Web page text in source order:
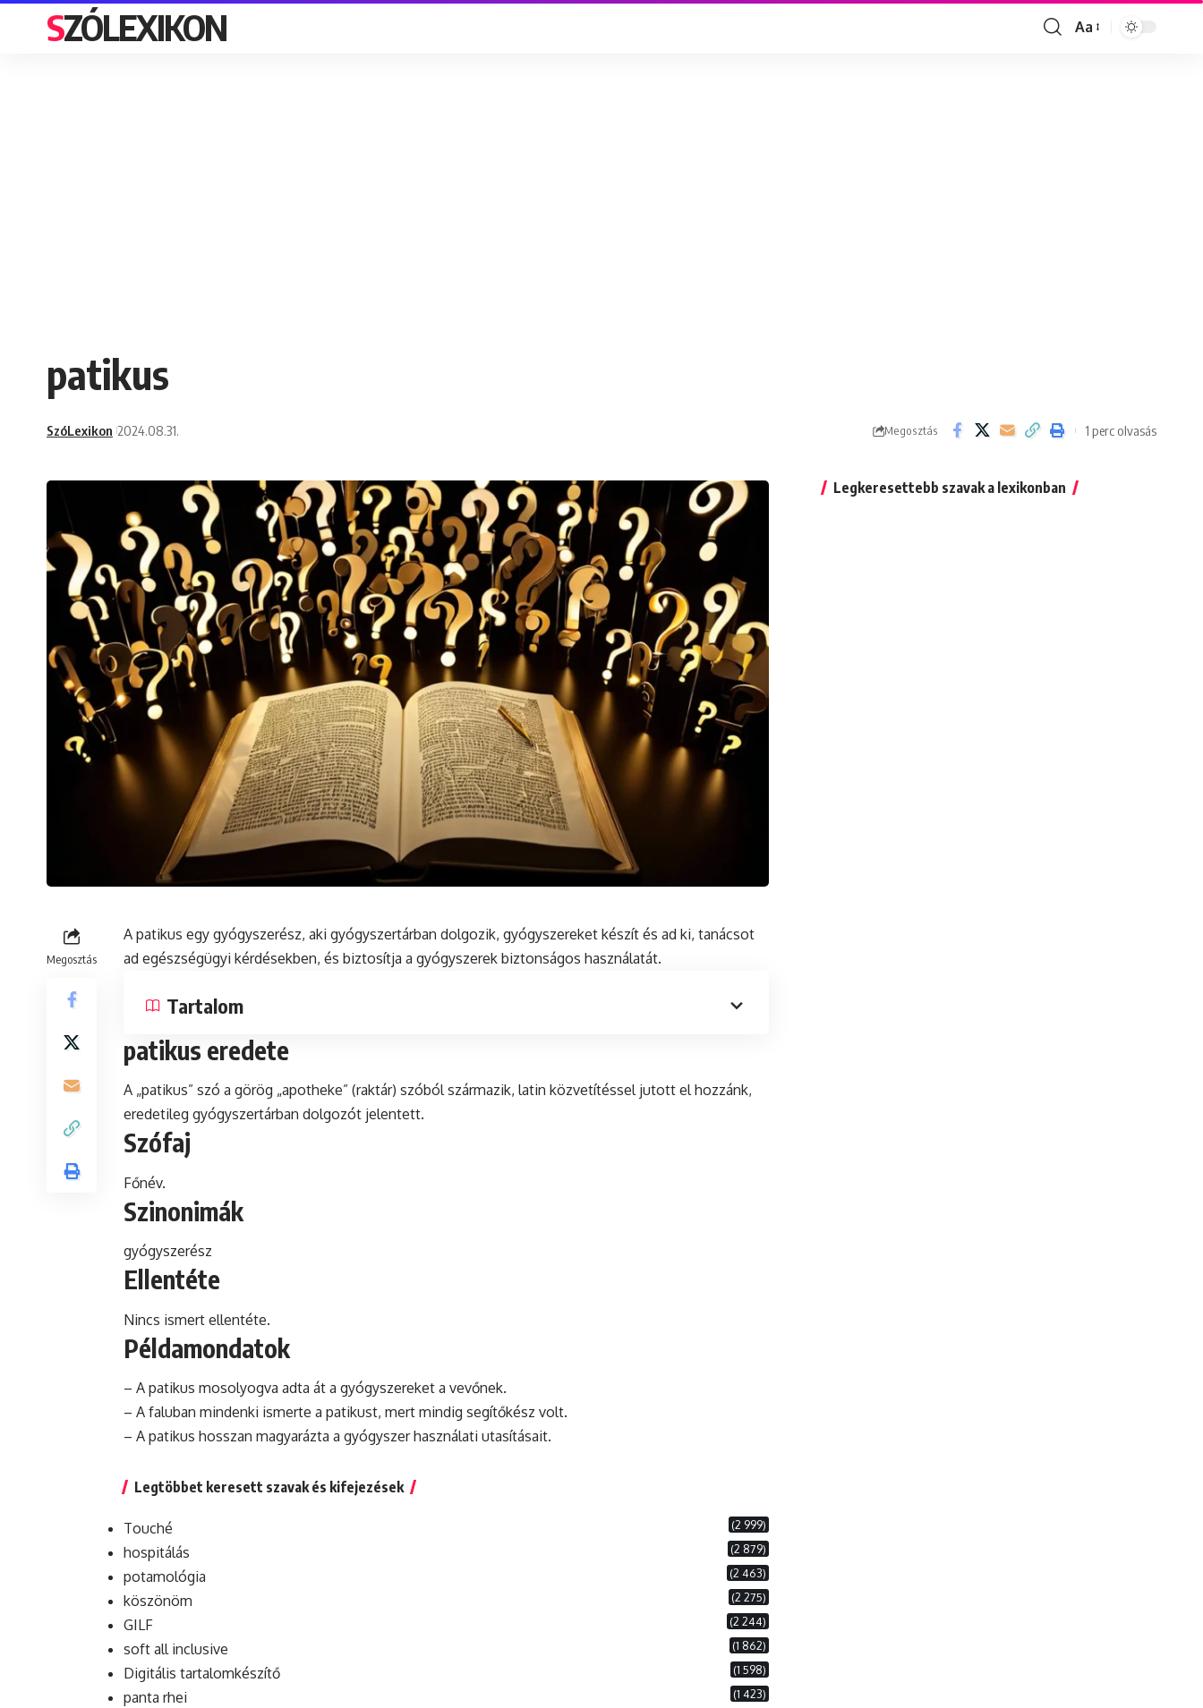
SZÓLEXIKON
Font
Aa
patikus
SzóLexikon 2024.08.31. Megosztás 1 perc olvasás
Megosztás
A patikus egy gyógyszerész, aki gyógyszertárban dolgozik, gyógyszereket készít és ad ki, tanácsot
ad egészségügyi kérdésekben, és biztosítja a gyógyszerek biztonságos használatát.
Tartalom
patikus eredete
A „patikus” szó a görög „apotheke” (raktár) szóból származik, latin közvetítéssel jutott el hozzánk,
eredetileg gyógyszertárban dolgozót jelentett.
Szófaj
Főnév.
Szinonimák
gyógyszerész
Ellentéte
Nincs ismert ellentéte.
Példamondatok
– A patikus mosolyogva adta át a gyógyszereket a vevőnek.
– A faluban mindenki ismerte a patikust, mert mindig segítőkész volt.
– A patikus hosszan magyarázta a gyógyszer használati utasításait.
Legtöbbet keresett szavak és kifejezések
Touché (2 999)
hospitálás (2 879)
potamológia (2 463)
köszönöm (2 275)
GILF (2 244)
soft all inclusive (1 862)
Digitális tartalomkészítő (1 598)
panta rhei (1 423)
Legkeresettebb szavak a lexikonban